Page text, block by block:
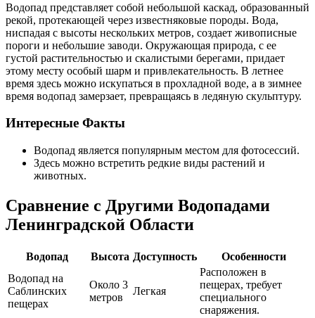
Водопад представляет собой небольшой каскад, образованный
рекой, протекающей через известняковые породы. Вода,
ниспадая с высоты нескольких метров, создает живописные
пороги и небольшие заводи. Окружающая природа, с ее
густой растительностью и скалистыми берегами, придает
этому месту особый шарм и привлекательность. В летнее
время здесь можно искупаться в прохладной воде, а в зимнее
время водопад замерзает, превращаясь в ледяную скульптуру.
Интересные Факты
Водопад является популярным местом для фотосессий.
Здесь можно встретить редкие виды растений и
животных.
Сравнение с Другими Водопадами
Ленинградской Области
Водопад Высота Доступность
Особенности
Водопад на
Саблинских
пещерах
Около 3
метров
Легкая
Расположен в
пещерах, требует
специального
снаряжения.